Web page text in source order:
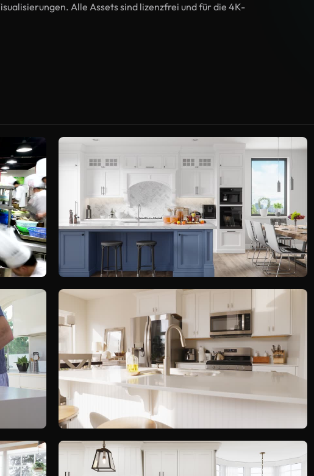
Alle Assets sind lizenzfrei und für die 4K-